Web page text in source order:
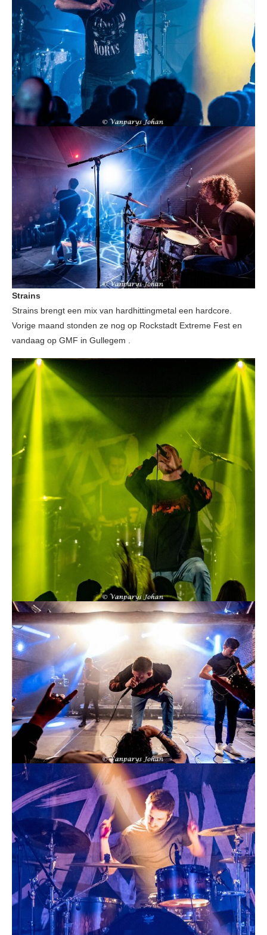
Strains
Strains brengt een mix van hardhittingmetal een hardcore.
Vorige maand stonden ze nog op Rockstadt Extreme Fest en
vandaag op GMF in Gullegem .